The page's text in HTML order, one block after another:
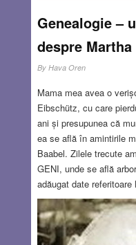
Genealogie –
despre Martha
By Hava Oren
Mama mea avea o
Eibschütz, cu care
ani și presupunea că
ea se află în amintirile
Baabel. Zilele trecute
GENI, unde se află
adăugat date
Eibschütz. Interesant.
decesului, 2.II.2018 și
ei. Eu o cunoșteam